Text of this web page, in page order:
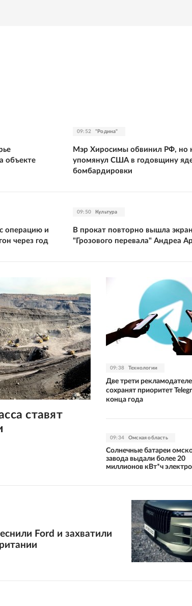
объекте
09:52 "Родина"
Мэр Хиросимы обвинил РФ, но
упомянул США в годовщину
бомбардировки
операцию и
через год
09:50 Культура
В прокат повторно вышла
"Грозового перевала" Андреа
ставят
09:38 Технологии
Две трети
сохранят приоритет
конца года
09:34 Омская область
Солнечные батареи
завода выдали более 20
миллионов кВт*ч
Ford и захватили